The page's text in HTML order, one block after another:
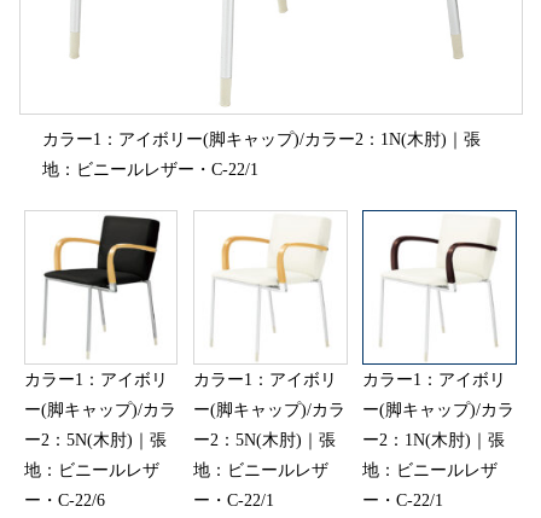
カラー1：アイボリー(脚キャップ)/カラー2：1N(木肘)｜張
地：ビニールレザー・C-22/1
カラー1：アイボリ
ー(脚キャップ)/カラ
ー2：5N(木肘)｜張
地：ビニールレザ
ー・C-22/6
カラー1：アイボリ
ー(脚キャップ)/カラ
ー2：5N(木肘)｜張
地：ビニールレザ
ー・C-22/1
カラー1：アイボリ
ー(脚キャップ)/カラ
ー2：1N(木肘)｜張
地：ビニールレザ
ー・C-22/1